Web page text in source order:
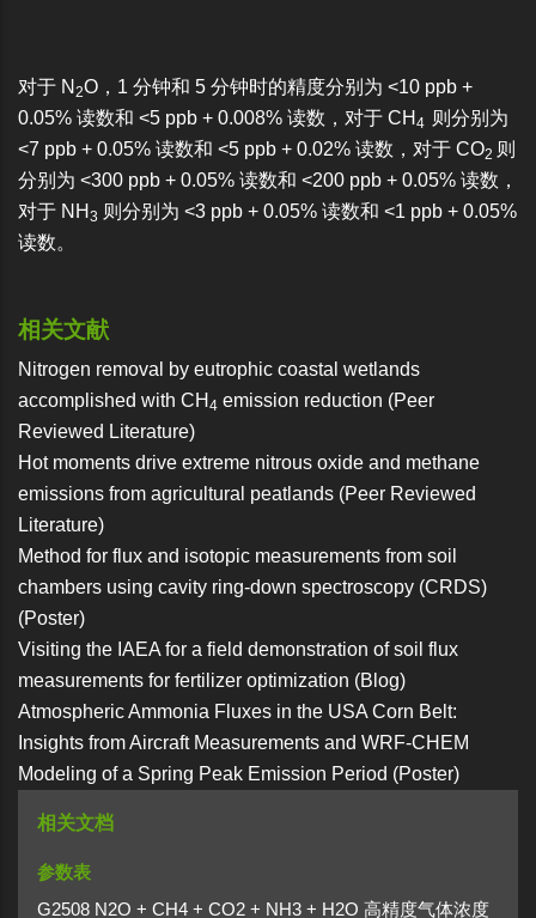
对于 N 2O，1 分钟和 5 分钟时的精度分别为 <10 ppb +
0.05% 读数和 <5 ppb + 0.008% 读数，对于 CH 4 则分别为
<7 ppb + 0.05% 读数和 <5 ppb + 0.02% 读数，对于 CO2 则
分别为 <300 ppb + 0.05% 读数和 <200 ppb + 0.05% 读数，
对于 NH 3 则分别为 <3 ppb + 0.05% 读数和 <1 ppb + 0.05%
读数。
相关文献
Nitrogen removal by eutrophic coastal wetlands
accomplished with CH 4 emission reduction (Peer
Reviewed Literature)
Hot moments drive extreme nitrous oxide and methane
emissions from agricultural peatlands (Peer Reviewed
Literature)
Method for flux and isotopic measurements from soil
chambers using cavity ring-down spectroscopy (CRDS)
(Poster)
Visiting the IAEA for a field demonstration of soil flux
measurements for fertilizer optimization (Blog)
Atmospheric Ammonia Fluxes in the USA Corn Belt:
Insights from Aircraft Measurements and WRF-CHEM
Modeling of a Spring Peak Emission Period (Poster)
相关文档
参数表
G2508 N2O + CH4 + CO2 + NH3 + H2O 高精度气体浓度